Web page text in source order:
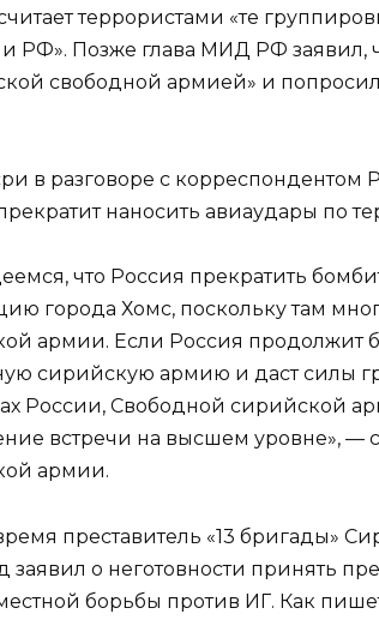
террористами «те
РФ». Позже глава МИД РФ заявил,
свободной армией» и
в разговоре с корреспондентом
наносить авиаудары по
что Россия прекратить
города Хомс, поскольку там
армии. Если Россия продолжит
сирийскую армию и даст силы
России, Свободной сирийской
встречи на высшем уровне», —
армии.
преставитель «13 бригады»
заявил о неготовности принять
борьбы против ИГ. Как